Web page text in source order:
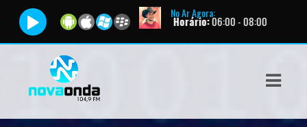
No Ar Agora:
Programa: Clube do Caipirão |Horário: 06:00 - 08:00